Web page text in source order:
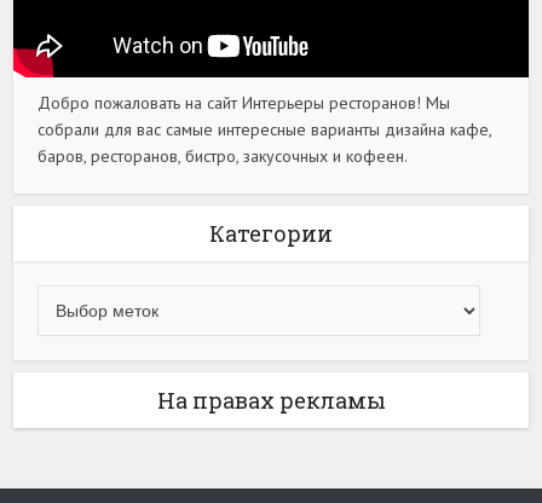
Добро пожаловать на сайт Интерьеры ресторанов! Мы
собрали для вас самые интересные варианты дизайна кафе,
баров, ресторанов, бистро, закусочных и кофеен.
Категории
На правах рекламы